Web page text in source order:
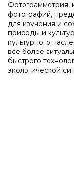
Фотограмметрия,
фотографий,
для изучения и
природы и
культурного
все более
быстрого
экологической